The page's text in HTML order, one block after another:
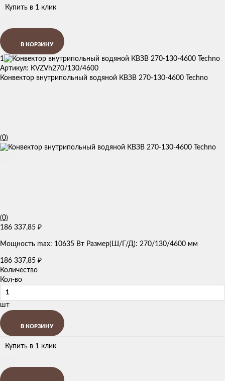
Купить в 1 клик
В КОРЗИНУ
1
Артикул: KVZVh270/130/4600
Конвектор внутрипольный водяной КВЗВ 270-130-4600 Techno
(0)
(0)
186 337,85 ₽
Мощность max: 10635 Вт Размер(Ш/Г/Д): 270/130/4600 мм
186 337,85 ₽
Количество
Кол-во
шт
В КОРЗИНУ
Купить в 1 клик